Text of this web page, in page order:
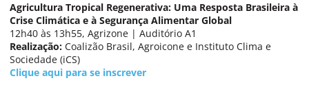
Agricultura Tropical Regenerativa: Uma Resposta Brasileira à
Crise Climática e à Segurança Alimentar Global
12h40 às 13h55, Agrizone | Auditório A1
Realização: Coalizão Brasil, Agroicone e Instituto Clima e
Sociedade (iCS)
Clique aqui para se inscrever